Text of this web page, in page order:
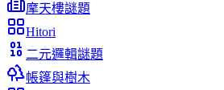
摩天樓謎題
Hitori
二元邏輯謎題
帳篷與樹木